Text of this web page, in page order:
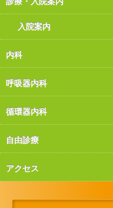
入院案内
内科
呼吸器内科
循環器内科
自由診療
アクセス